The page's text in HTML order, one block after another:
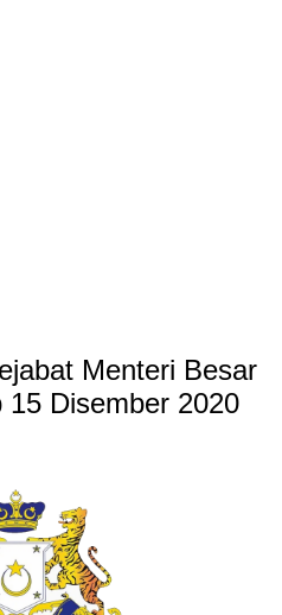
Menteri Besar
15 Disember 2020